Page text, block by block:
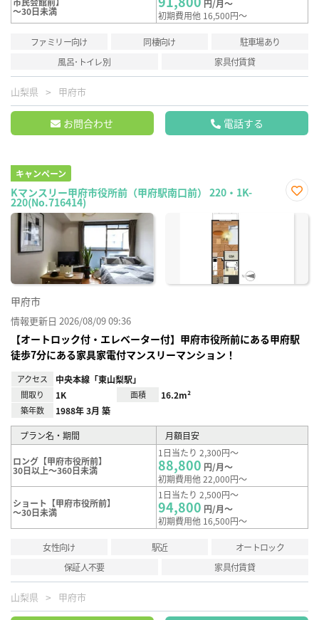
～30日未満
円/月～
初期費用他 16,500円～
ファミリー向け 同棲向け
駐車場あり
風呂･トイレ別
家具付賃貸
山梨県 甲府市
お問合わせ 電話する
キャンペーン
Kマンスリー甲府市役所前（甲府駅南口前） 220・1K-
220(No.716414)
に入
甲府市
情報更新日 2026/08/09 09:36
【オートロック付・エレベーター付】甲府市役所前にある甲府駅
徒歩7分にある家具家電付マンスリーマンション！
アクセス 中央本線「東山梨駅」
間取り 1K 面積 16.2m²
築年数 1988年 3月 築
プラン名・期間 月額目安
ロング【甲府市役所前】
30日以上～360日未満
1日当たり 2,300円～
88,800 円/月～
初期費用他 22,000円～
ショート【甲府市役所前】
～30日未満
1日当たり 2,500円～
94,800 円/月～
初期費用他 16,500円～
女性向け 駅近
オートロック
保証人不要
家具付賃貸
山梨県 甲府市